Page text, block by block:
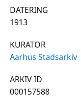
DATERING
1913
KURATOR
Aarhus Stadsarkiv
ARKIV ID
000157588